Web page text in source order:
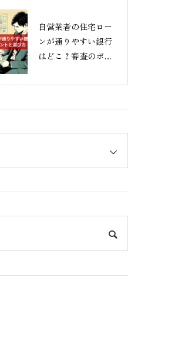
自営業者の住宅ロー
ンが通りやすい銀行
はどこ？審査のポイ